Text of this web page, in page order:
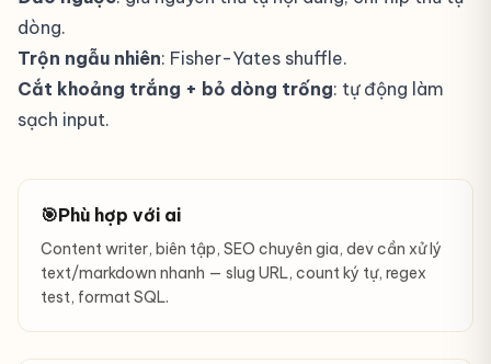
dòng.
Trộn ngẫu nhiên: Fisher-Yates shuffle.
Cắt khoảng trắng + bỏ dòng trống: tự động làm
sạch input.
🎯Phù hợp với ai
Content writer, biên tập, SEO chuyên gia, dev cần xử lý
text/markdown nhanh — slug URL, count ký tự, regex
test, format SQL.